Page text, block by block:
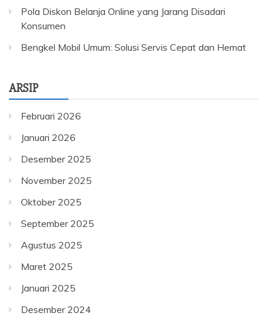
Pola Diskon Belanja Online yang Jarang Disadari
Konsumen
Bengkel Mobil Umum: Solusi Servis Cepat dan Hemat
ARSIP
Februari 2026
Januari 2026
Desember 2025
November 2025
Oktober 2025
September 2025
Agustus 2025
Maret 2025
Januari 2025
Desember 2024